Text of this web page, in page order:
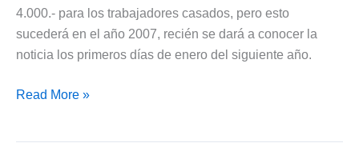
4.000.- para los trabajadores casados, pero esto
sucederá en el año 2007, recién se dará a conocer la
noticia los primeros días de enero del siguiente año.
Ganancias
Read More »